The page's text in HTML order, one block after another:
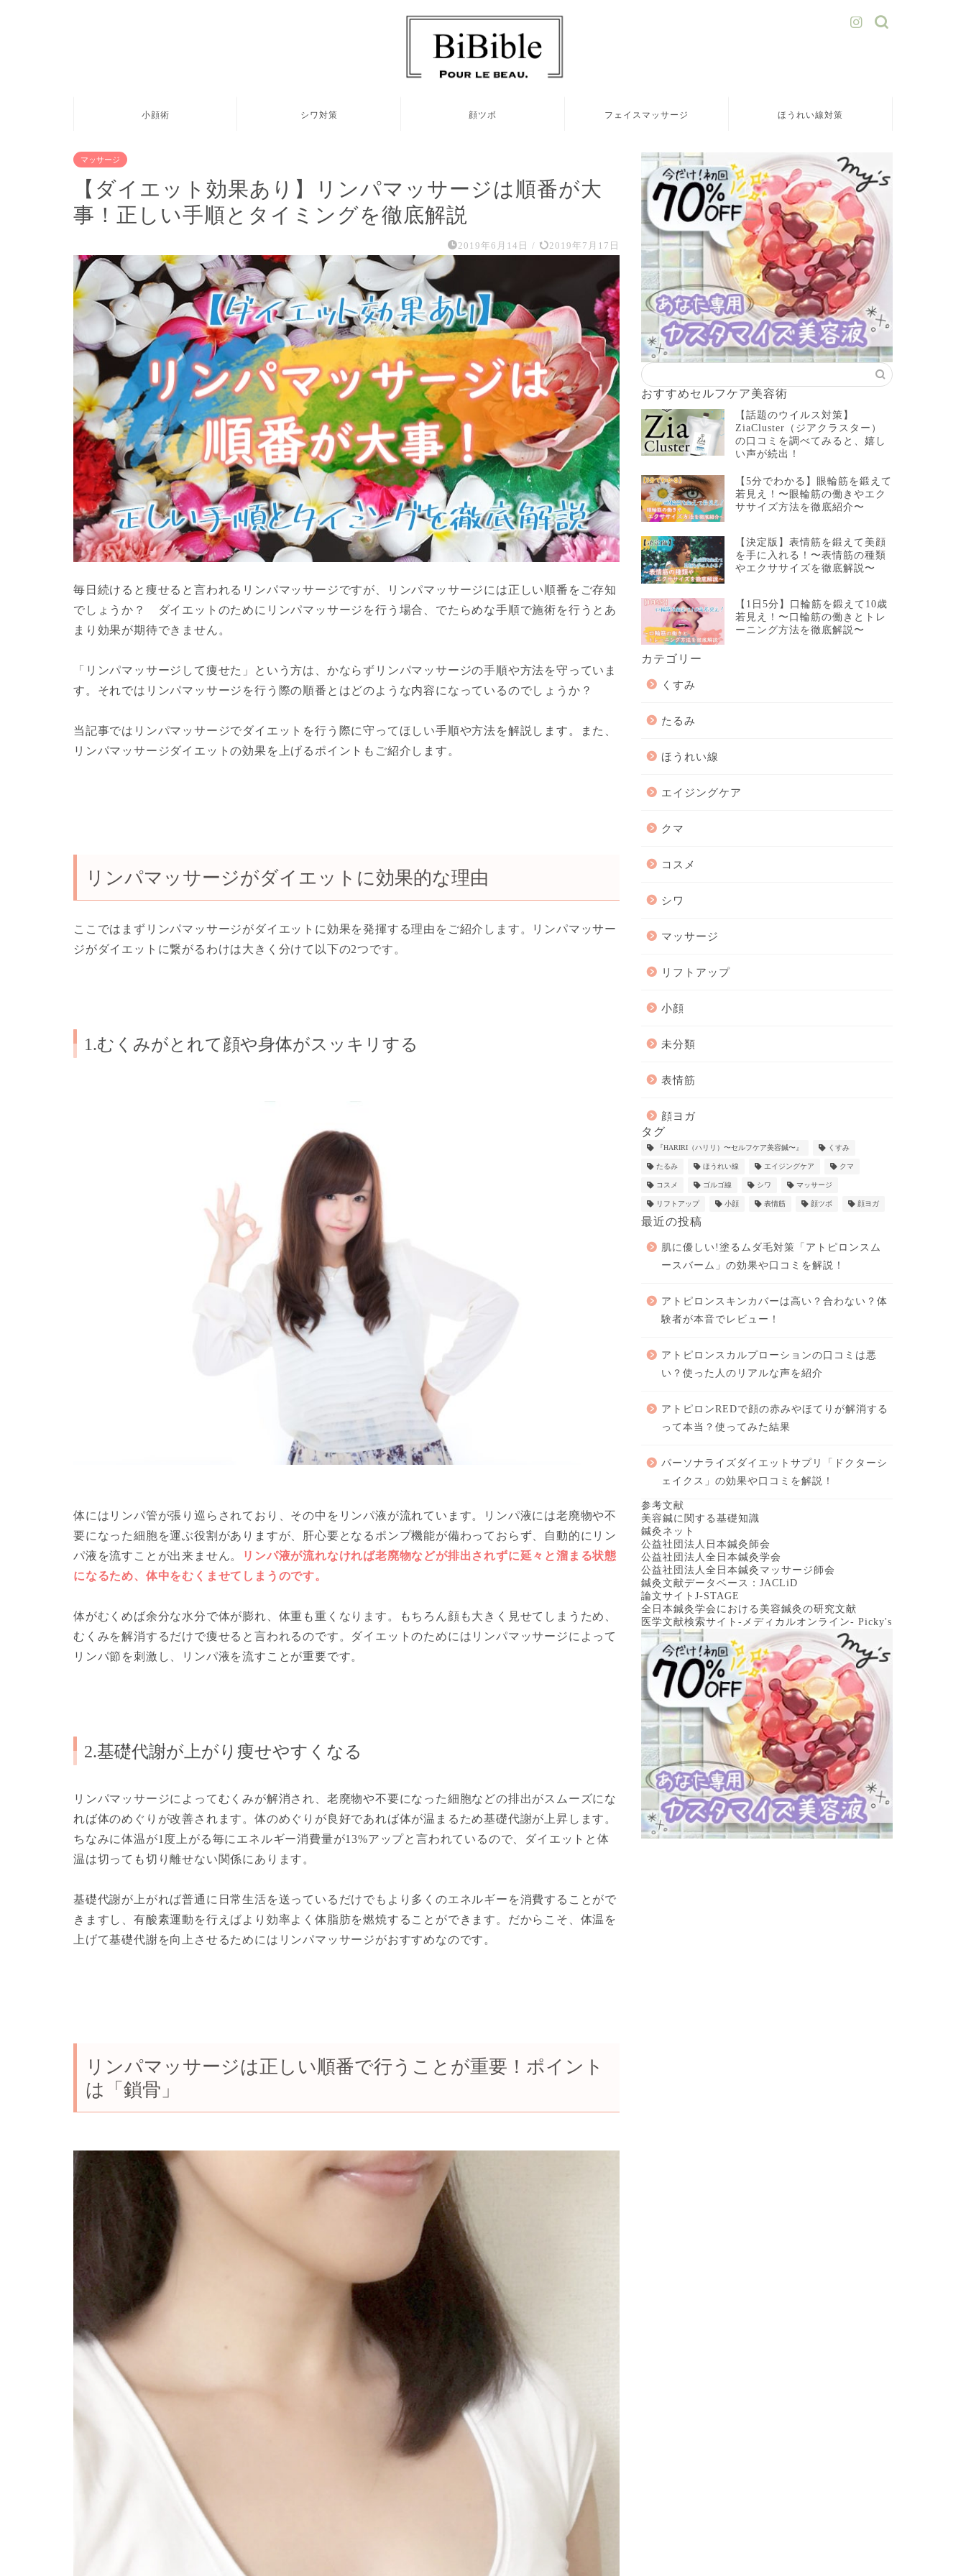
小顔術 シワ対策 顔ツボ フェイスマッサージ ほうれい線対策
マッサージ
【ダイエット効果あり】リンパマッサージは順番が大
事！正しい手順とタイミングを徹底解説
2019年6月14日 / 2019年7月17日
毎日続けると痩せると言われるリンパマッサージですが、リンパマッサージには正しい順番をご存知
でしょうか？ ダイエットのためにリンパマッサージを行う場合、でたらめな手順で施術を行うとあ
まり効果が期待できません。
「リンパマッサージして痩せた」という方は、かならずリンパマッサージの手順や方法を守っていま
す。それではリンパマッサージを行う際の順番とはどのような内容になっているのでしょうか？
当記事ではリンパマッサージでダイエットを行う際に守ってほしい手順や方法を解説します。また、
リンパマッサージダイエットの効果を上げるポイントもご紹介します。
リンパマッサージがダイエットに効果的な理由
ここではまずリンパマッサージがダイエットに効果を発揮する理由をご紹介します。リンパマッサー
ジがダイエットに繋がるわけは大きく分けて以下の2つです。
1.むくみがとれて顔や身体がスッキリする
体にはリンパ管が張り巡らされており、その中をリンパ液が流れています。リンパ液には老廃物や不
要になった細胞を運ぶ役割がありますが、肝心要となるポンプ機能が備わっておらず、自動的にリン
パ液を流すことが出来ません。
リンパ液が流れなければ老廃物などが排出されずに延々と溜まる状態
になるため、体中をむくませてしまうのです。
体がむくめば余分な水分で体が膨れ、体重も重くなります。もちろん顔も大きく見せてしまうため、
むくみを解消するだけで痩せると言われるのです。ダイエットのためにはリンパマッサージによって
リンパ節を刺激し、リンパ液を流すことが重要です。
2.基礎代謝が上がり痩せやすくなる
リンパマッサージによってむくみが解消され、老廃物や不要になった細胞などの排出がスムーズにな
れば体のめぐりが改善されます。体のめぐりが良好であれば体が温まるため基礎代謝が上昇します。
ちなみに体温が1度上がる毎にエネルギー消費量が13%アップと言われているので、ダイエットと体
温は切っても切り離せない関係にあります。
基礎代謝が上がれば普通に日常生活を送っているだけでもより多くのエネルギーを消費することがで
きますし、有酸素運動を行えばより効率よく体脂肪を燃焼することができます 。だからこそ、体温を
上げて基礎代謝を向上させるためにはリンパマッサージがおすすめなのです。
リンパマッサージは正しい順番で行うことが重要！ポイント
は「鎖骨」
おすすめセルフケア美容術
【話題のウイルス対策】
ZiaCluster（ジアクラスター）
の口コミを調べてみると、嬉し
い声が続出！
【5分でわかる】眼輪筋を鍛えて
若見え！〜眼輪筋の働きやエク
ササイズ方法を徹底紹介〜
【決定版】表情筋を鍛えて美顔
を手に入れる！〜表情筋の種類
やエクササイズを徹底解説〜
【1日5分】口輪筋を鍛えて10歳
若見え！〜口輪筋の働きとトレ
ーニング方法を徹底解説〜
カテゴリー
くすみ
たるみ
ほうれい線
エイジングケア
クマ
コスメ
シワ
マッサージ
リフトアップ
小顔
未分類
表情筋
顔ヨガ
タグ
『HARIRI（ハリリ）〜セルフケア美容鍼〜』 くすみ
たるみ ほうれい線 エイジングケア クマ
コスメ ゴルゴ線 シワ マッサージ
リフトアップ 小顔 表情筋 顔ツボ 顔ヨガ
最近の投稿
肌に優しい!塗るムダ毛対策「アトピロンスム
ースバーム」の効果や口コミを解説！
アトピロンスキンカバーは高い？合わない？体
験者が本音でレビュー！
アトピロンスカルプローションの口コミは悪
い？使った人のリアルな声を紹介
アトピロンREDで顔の赤みやほてりが解消する
って本当？使ってみた結果
パーソナライズダイエットサプリ「ドクターシ
ェイクス」の効果や口コミを解説！
参考文献
美容鍼に関する基礎知識
鍼灸ネット
公益社団法人日本鍼灸師会
公益社団法人全日本鍼灸学会
公益社団法人全日本鍼灸マッサージ師会
鍼灸文献データベース：JACLiD
論文サイトJ-STAGE
全日本鍼灸学会における美容鍼灸の研究文献
医学文献検索サイト-メディカルオンライン- Picky's